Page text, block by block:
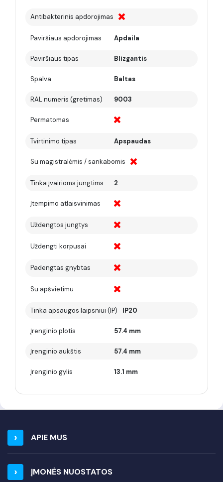
Antibakterinis apdorojimas
Paviršiaus apdorojimas Apdaila
Paviršiaus tipas Blizgantis
Spalva Baltas
RAL numeris (gretimas) 9003
Permatomas
Tvirtinimo tipas Apspaudas
Su magistralėmis / sankabomis
Tinka įvairioms jungtims 2
Įtempimo atlaisvinimas
Uždengtos jungtys
Uždengti korpusai
Padengtas gnybtas
Su apšvietimu
Tinka apsaugos laipsniui (IP) IP20
Įrenginio plotis 57.4 mm
Įrenginio aukštis 57.4 mm
Įrenginio gylis 13.1 mm
APIE MUS
ĮMONĖS NUOSTATOS